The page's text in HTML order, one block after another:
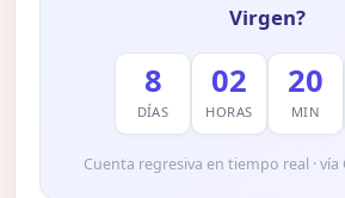
Virgen?
8
DÍAS
02
HORAS
20
MIN
Cuenta regresiva en tiempo real ·